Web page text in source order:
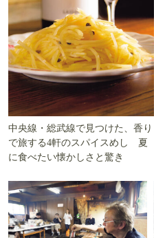
中央線・総武線で見つけた、香り
で旅する4軒のスパイスめし 夏
に食べたい懐かしさと驚き